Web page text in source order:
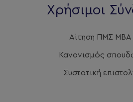
Χρήσιμοι
Αίτηση ΠΜΣ ΜΒΑ
Κανονισμός
Συστατική